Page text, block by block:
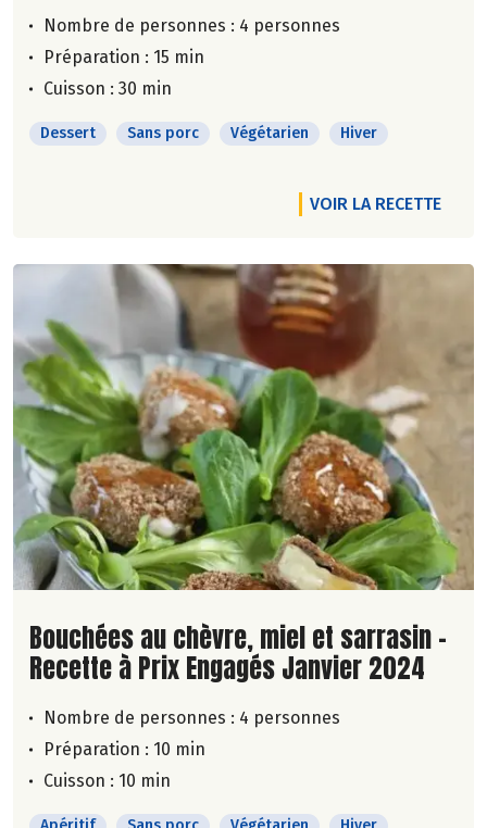
Nombre de personnes : 4 personnes
Préparation : 15 min
Cuisson : 30 min
Dessert Sans porc Végétarien Hiver
VOIR LA RECETTE
Lire la suite de la recette
Bouchées au chèvre, miel et sarrasin -
Recette à Prix Engagés Janvier 2024
Nombre de personnes : 4 personnes
Préparation : 10 min
Cuisson : 10 min